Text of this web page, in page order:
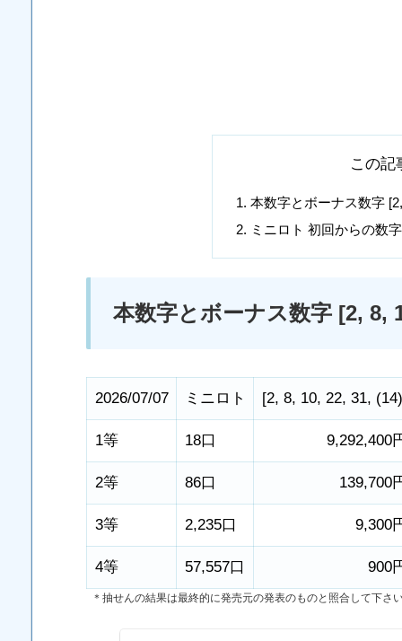
この記
本数字とボーナス数字
ミニロト 初回からの数
本数字とボーナス数字 [2, 8,
2026/07/07 ミニロト [2, 8, 10, 22, 31, (14)
1等 18口 9,292,400
2等 86口 139,700
3等 2,235口 9,300
4等 57,557口 900
＊抽せんの結果は最終的に発売元の発表のものと照合して下さ